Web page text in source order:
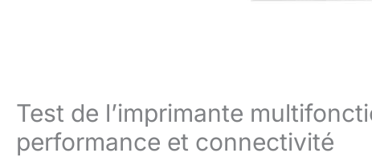
Test de l’imprimante
performance et connectivité